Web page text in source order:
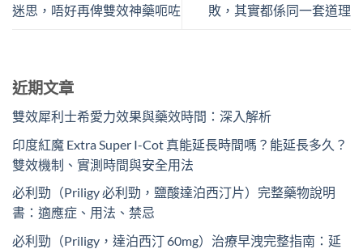
迷思，唔好再俾雙效神藥呃咗
敗，其實都係同一套道理
近期文章
雙效犀利士希愛力效果與藥效時間：深入解析
印度紅魔 Extra Super I-Cot 真能延長時間嗎？能延長多久？
雙效機制、實測時間與安全用法
必利勁（Priligy 必利勁，鹽酸達泊西汀片）完整藥物說明
書：適應症、用法、禁忌
必利勁（Priligy，達泊西汀 60mg）治療早洩完整指南：延